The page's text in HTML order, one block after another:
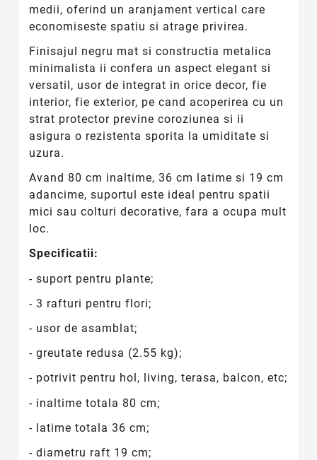
medii, oferind un aranjament vertical care
economiseste spatiu si atrage privirea.
Finisajul negru mat si constructia metalica
minimalista ii confera un aspect elegant si
versatil, usor de integrat in orice decor, fie
interior, fie exterior, pe cand acoperirea cu un
strat protector previne coroziunea si ii
asigura o rezistenta sporita la umiditate si
uzura.
Avand 80 cm inaltime, 36 cm latime si 19 cm
adancime, suportul este ideal pentru spatii
mici sau colturi decorative, fara a ocupa mult
loc.
Specificatii:
- suport pentru plante;
- 3 rafturi pentru flori;
- usor de asamblat;
- greutate redusa (2.55 kg);
- potrivit pentru hol, living, terasa, balcon, etc;
- inaltime totala 80 cm;
- latime totala 36 cm;
- diametru raft 19 cm;